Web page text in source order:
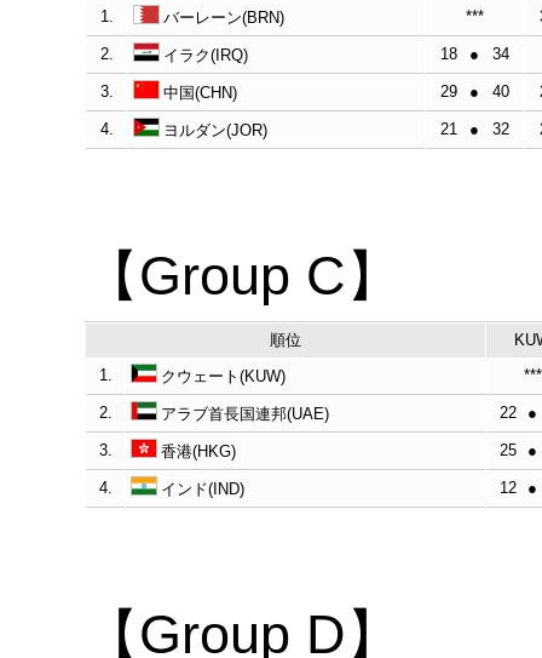
1.
バーレーン(BRN) ***
2. イラク(IRQ) 18 ● 34
3. 中国(CHN) 29 ● 40
4. ヨルダン(JOR) 21 ● 32
【Group C】
順位
1.
クウェート(KUW) ***
2. アラブ首長国連邦(UAE) 22 ●
3. 香港(HKG) 25 ●
4. インド(IND) 12 ●
【Group D】